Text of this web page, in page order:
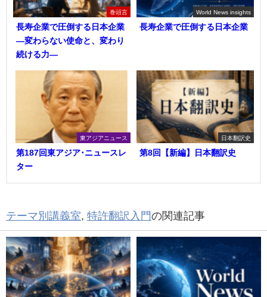
巻頭言
長寿企業で圧倒する日本企業
―変わらない使命と、変わり
続ける力―
World News insights
長寿企業で圧倒する日本企業
東アジアニュース
第187回東アジア･ニュースレ
ター
日本翻訳史
第8回【新編】日本翻訳史
テーマ別講義室 特許翻訳入門の関連記事